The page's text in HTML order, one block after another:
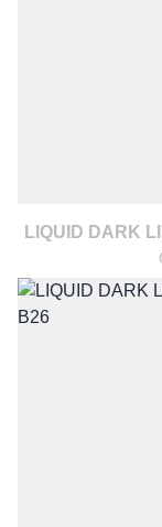
LIQUID DARK